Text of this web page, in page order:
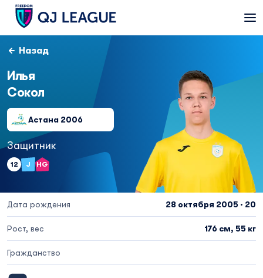
Назад
Илья
Сокол
Астана 2006
Защитник
12 J HG
Дата рождения 28 октября 2005 · 20
Рост, вес 176 см, 55 кг
Гражданство